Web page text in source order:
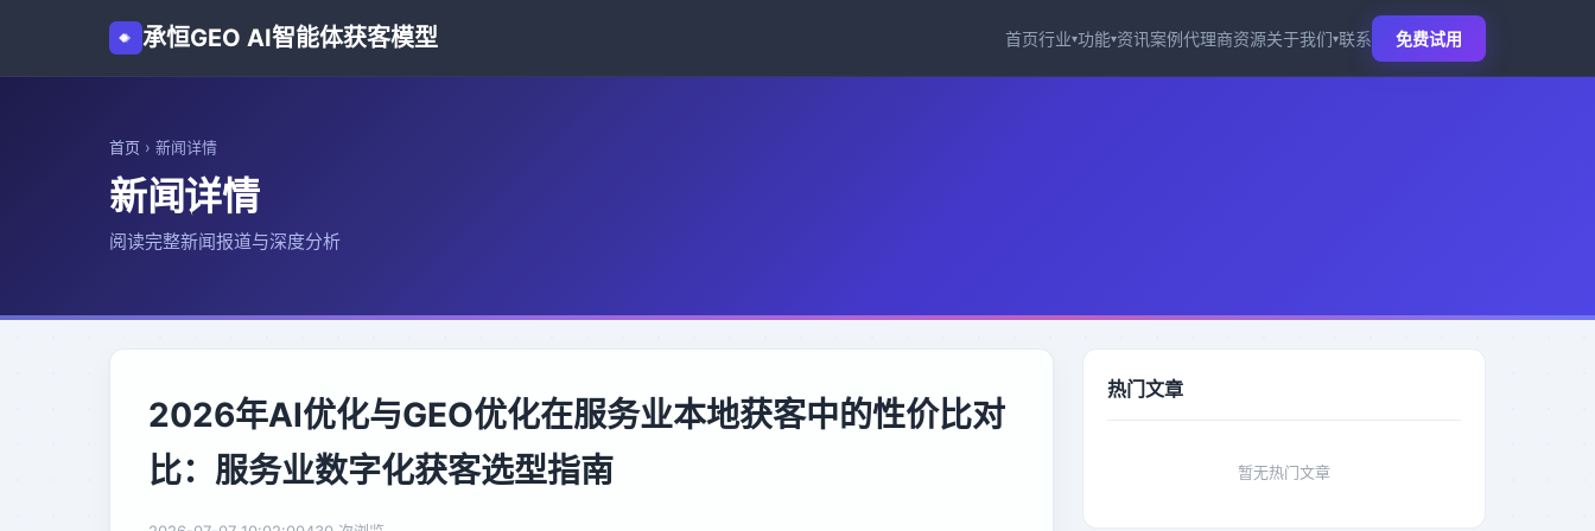
承恒GEO AI智能体获客模型 首页行业▾功能▾资讯案例代理商资源关于我们▾联系 免费试用
首页 › 新闻详情
新闻详情
阅读完整新闻报道与深度分析
2026年AI优化与GEO优化在服务业本地获客中的性价比对
比：服务业数字化获客选型指南
热门文章
暂无热门文章